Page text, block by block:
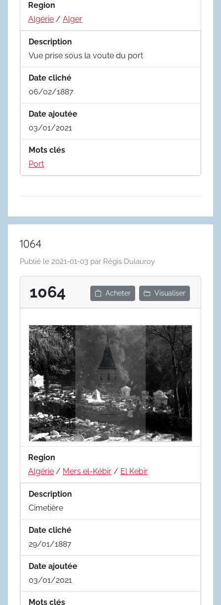
Region
Algérie / Alger
Description
Vue prise sous la voute du port
Date cliché
06/02/1887
Date ajoutée
03/01/2021
Mots clés
Port
1064
Publié le 2021-01-03 par Régis Dulauroy
1064 Acheter Visualiser
Region
Algérie / Mers el-Kébir / El Kebir
Description
Cimetière
Date cliché
29/01/1887
Date ajoutée
03/01/2021
Mots clés